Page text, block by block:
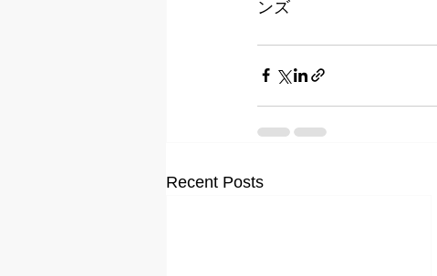
ンズ
Recent Posts